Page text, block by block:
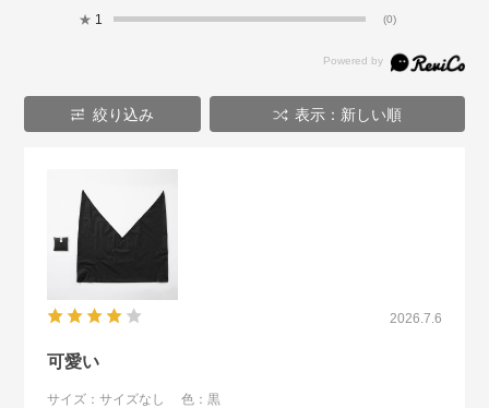
★ 1 (0)
絞り込み 表示：新しい順
2026.7.6
可愛い
サイズ：サイズなし 色：黒